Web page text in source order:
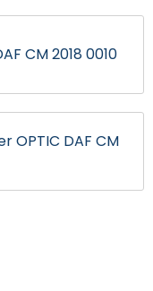
CM 2018 0010
OPTIC DAF CM